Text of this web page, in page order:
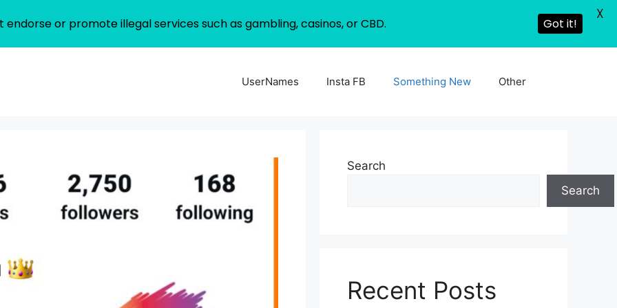
UserNames Insta FB Something New Other
Search
Search
Recent Posts
or promote illegal services such as gambling, casinos, or CBD. Got it!
X